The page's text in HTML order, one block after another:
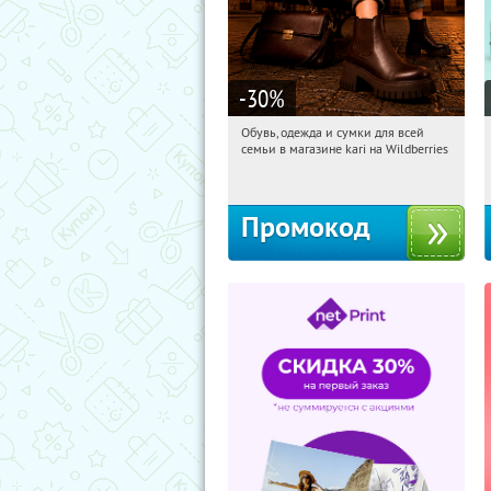
-30%
14:36:13 Получили:
Обувь, одежда и сумки для всей
семьи в магазине kari на Wildberries
Промокод